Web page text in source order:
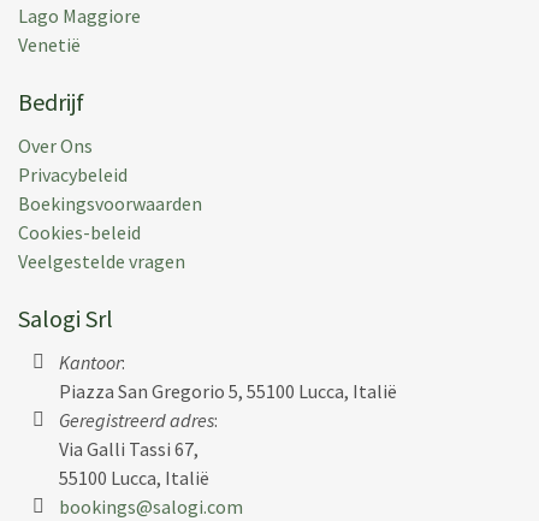
Lago Maggiore
Venetië
Bedrijf
Over Ons
Privacybeleid
Boekingsvoorwaarden
Cookies-beleid
Veelgestelde vragen
Salogi Srl
Kantoor:
Piazza San Gregorio 5, 55100 Lucca, Italië
Geregistreerd adres:
Via Galli Tassi 67,
55100 Lucca, Italië
bookings@salogi.com